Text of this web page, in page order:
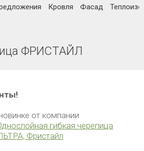
Кровля Фасад
ФРИСТАЙЛ
от компании
гибкая черепица
Фристайл